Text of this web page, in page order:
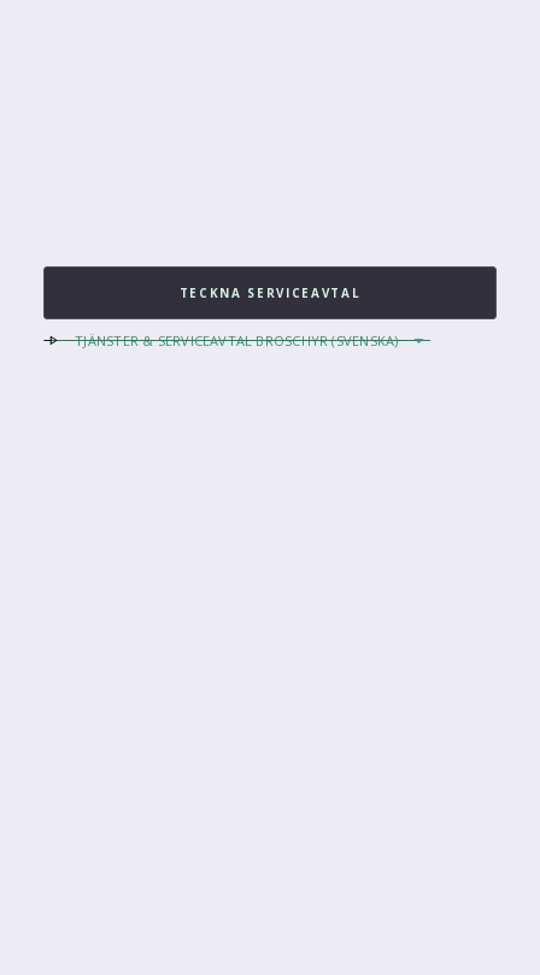
TECKNA SERVICEAVTAL
TJÄNSTER & SERVICEAVTAL BROSCHYR (SVENSKA)